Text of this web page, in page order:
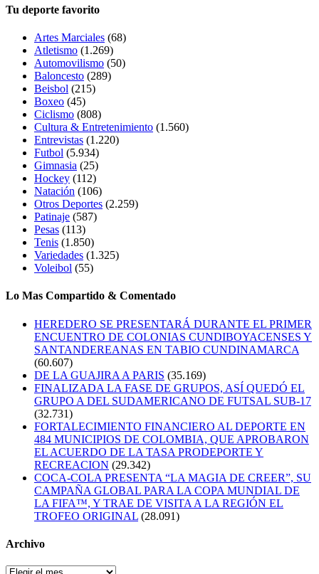
Tu deporte favorito
Artes Marciales (68)
Atletismo (1.269)
Automovilismo (50)
Baloncesto (289)
Beisbol (215)
Boxeo (45)
Ciclismo (808)
Cultura & Entretenimiento (1.560)
Entrevistas (1.220)
Futbol (5.934)
Gimnasia (25)
Hockey (112)
Natación (106)
Otros Deportes (2.259)
Patinaje (587)
Pesas (113)
Tenis (1.850)
Variedades (1.325)
Voleibol (55)
Lo Mas Compartido & Comentado
HEREDERO SE PRESENTARÁ DURANTE EL PRIMER
ENCUENTRO DE COLONIAS CUNDIBOYACENSES Y
SANTANDEREANAS EN TABIO CUNDINAMARCA
(60.607)
DE LA GUAJIRA A PARIS (35.169)
FINALIZADA LA FASE DE GRUPOS, ASÍ QUEDÓ EL
GRUPO A DEL SUDAMERICANO DE FUTSAL SUB-17
(32.731)
FORTALECIMIENTO FINANCIERO AL DEPORTE EN
484 MUNICIPIOS DE COLOMBIA, QUE APROBARON
EL ACUERDO DE LA TASA PRODEPORTE Y
RECREACION (29.342)
COCA-COLA PRESENTA “LA MAGIA DE CREER”, SU
CAMPAÑA GLOBAL PARA LA COPA MUNDIAL DE
LA FIFA™, Y TRAE DE VISITA A LA REGIÓN EL
TROFEO ORIGINAL (28.091)
Archivo
Archivo